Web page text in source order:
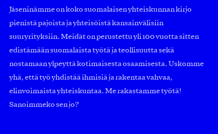
Jäseninämme on koko suomalaisen yhteiskunnan kirjo
pienistä pajoista ja yhteisöistä kansainvälisiin
suuryrityksiin. Meidät on perustettu yli 100 vuotta sitten
edistämään suomalaista työtä ja teollisuutta sekä
nostamaan ylpeyttä kotimaisesta osaamisesta. Uskomme
yhä, että työ yhdistää ihmisiä ja rakentaa vahvaa,
elinvoimaista yhteiskuntaa. Me rakastamme työtä!
Sanoimmeko sen jo?